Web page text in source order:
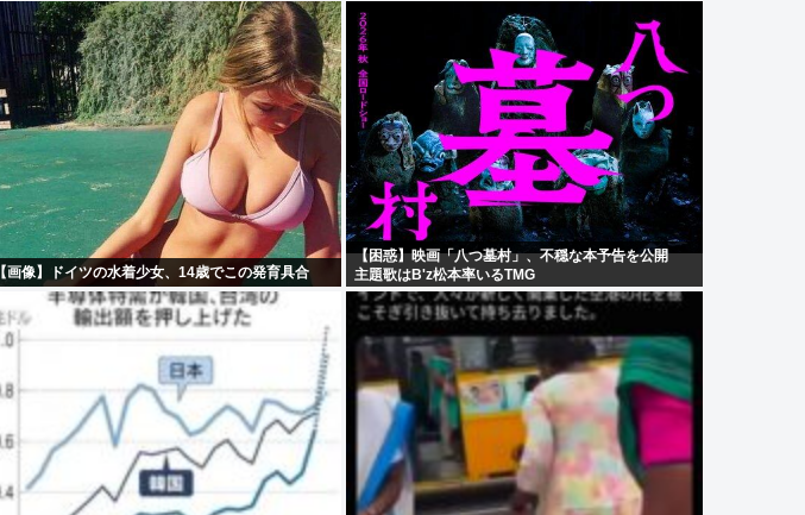
【画像】ドイツの水着少女、14歳でこの発育具合
【困惑】映画「八つ墓村」、不穏な本予告を公開
主題歌はB'z松本率いるTMG